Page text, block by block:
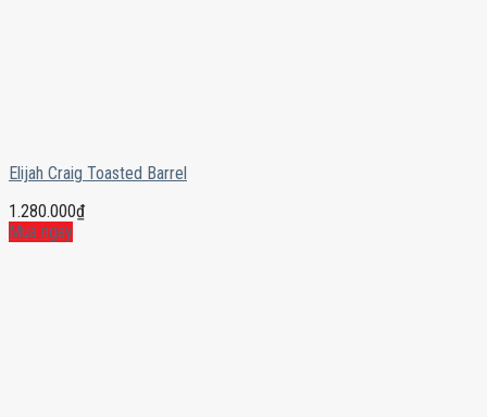
Elijah Craig Toasted Barrel
1.280.000₫
Mua ngay